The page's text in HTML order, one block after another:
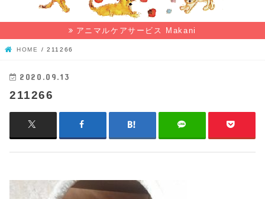
アニマルケアサービス Makani
HOME 211266
2020.09.13
211266